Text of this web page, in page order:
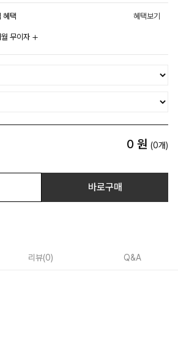
혜택 혜택보기
무이자
0 원 (0개)
바로구매
리뷰(0) Q&A